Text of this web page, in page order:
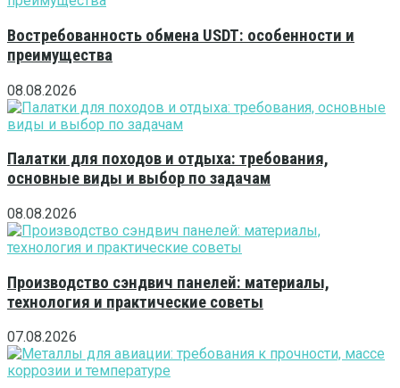
Востребованность обмена USDT: особенности и
преимущества
08.08.2026
Палатки для походов и отдыха: требования,
основные виды и выбор по задачам
08.08.2026
Производство сэндвич панелей: материалы,
технология и практические советы
07.08.2026